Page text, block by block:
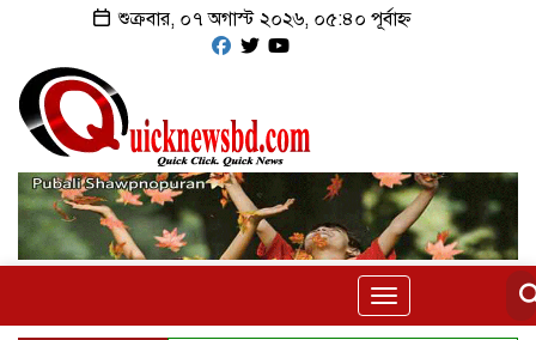
শুক্রবার, ০৭ অগাস্ট ২০২৬, ০৫:৪০ পূর্বাহ্ন
Toggle
navigation